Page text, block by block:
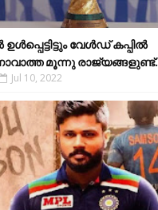
വേള്‍ഡ് കപ്പില്‍
മൂന്നു രാജ്യങ്ങളുണ്ട്.
Jul 10, 2022